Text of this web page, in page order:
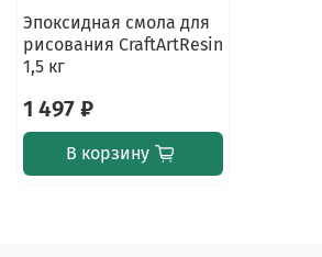
Эпоксидная смола для
рисования CraftArtResin
1,5 кг
1 497 ₽
В корзину